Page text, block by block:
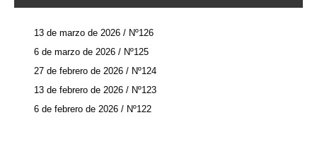
13 de marzo de 2026 / Nº126
6 de marzo de 2026 / Nº125
27 de febrero de 2026 / Nº124
13 de febrero de 2026 / Nº123
6 de febrero de 2026 / Nº122